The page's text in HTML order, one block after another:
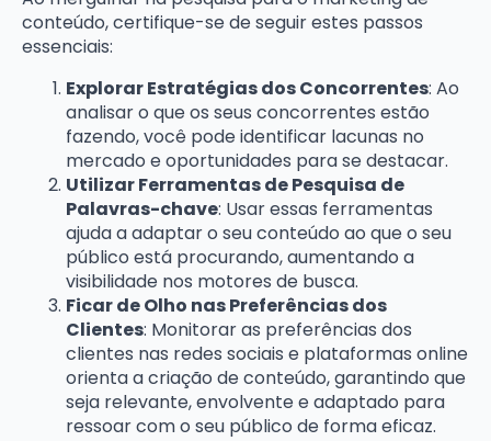
conteúdo, certifique-se de seguir estes passos
essenciais:
Explorar Estratégias dos Concorrentes: Ao
analisar o que os seus concorrentes estão
fazendo, você pode identificar lacunas no
mercado e oportunidades para se destacar.
Utilizar Ferramentas de Pesquisa de
Palavras-chave: Usar essas ferramentas
ajuda a adaptar o seu conteúdo ao que o seu
público está procurando, aumentando a
visibilidade nos motores de busca.
Ficar de Olho nas Preferências dos
Clientes: Monitorar as preferências dos
clientes nas redes sociais e plataformas online
orienta a criação de conteúdo, garantindo que
seja relevante, envolvente e adaptado para
ressoar com o seu público de forma eficaz.